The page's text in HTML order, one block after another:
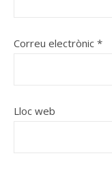
Correu electrònic *
Lloc web